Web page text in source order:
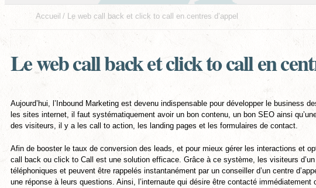
Accueil Le web call back et click to call en centres d’appel
Le web call back et click to call en
Aujourd’hui, l’Inbound Marketing est devenu indispensable pour développer le business
les sites internet, il faut systématiquement avoir un bon contenu, un bon SEO ainsi
des visiteurs, il y a les call to action, les landing pages et les formulaires de contact.
Afin de booster le taux de conversion des leads, et pour mieux gérer les interactions et
call back ou click to Call est une solution efficace. Grâce à ce système, les visiteurs
téléphoniques et peuvent être rappelés instantanément par un conseiller d’un centre
une réponse à leurs questions. Ainsi, l’internaute qui désire être contacté